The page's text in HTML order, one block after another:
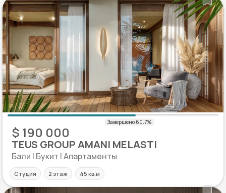
$ 190 000
TEUS GROUP AMANI MELASTI
Бали | Букит | Апартаменты
Студия 2 этаж 45 кв.м